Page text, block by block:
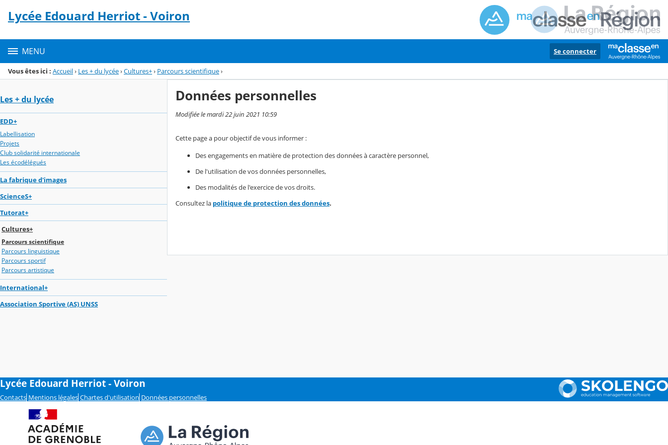
Menu de la rubrique
Contenu
Lycée Edouard Herriot - Voiron
MENU Se connecter
Vous êtes ici : Accueil› Les + du lycée›Cultures+› Parcours scientifique›
Les + du lycée
EDD+
Labellisation
Projets
Club solidarité internationale
Les écodélégués
La fabrique d'images
ScienceS+
Tutorat+
Cultures+
Parcours scientifique
Parcours linguistique
Parcours sportif
Parcours artistique
International+
Association Sportive (AS) UNSS
Données personnelles
Modifiée le mardi 22 juin 2021 10:59
Cette page a pour objectif de vous informer :
Des engagements en matière de protection des données à caractère personnel,
De l'utilisation de vos données personnelles,
Des modalités de l'exercice de vos droits.
Consultez la politique de protection des données.
Lycée Edouard Herriot - Voiron
Contacts Mentions légales Chartes d'utilisation Données personnelles